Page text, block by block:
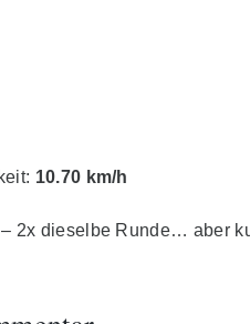
10.70 km/h
2x dieselbe Runde… aber